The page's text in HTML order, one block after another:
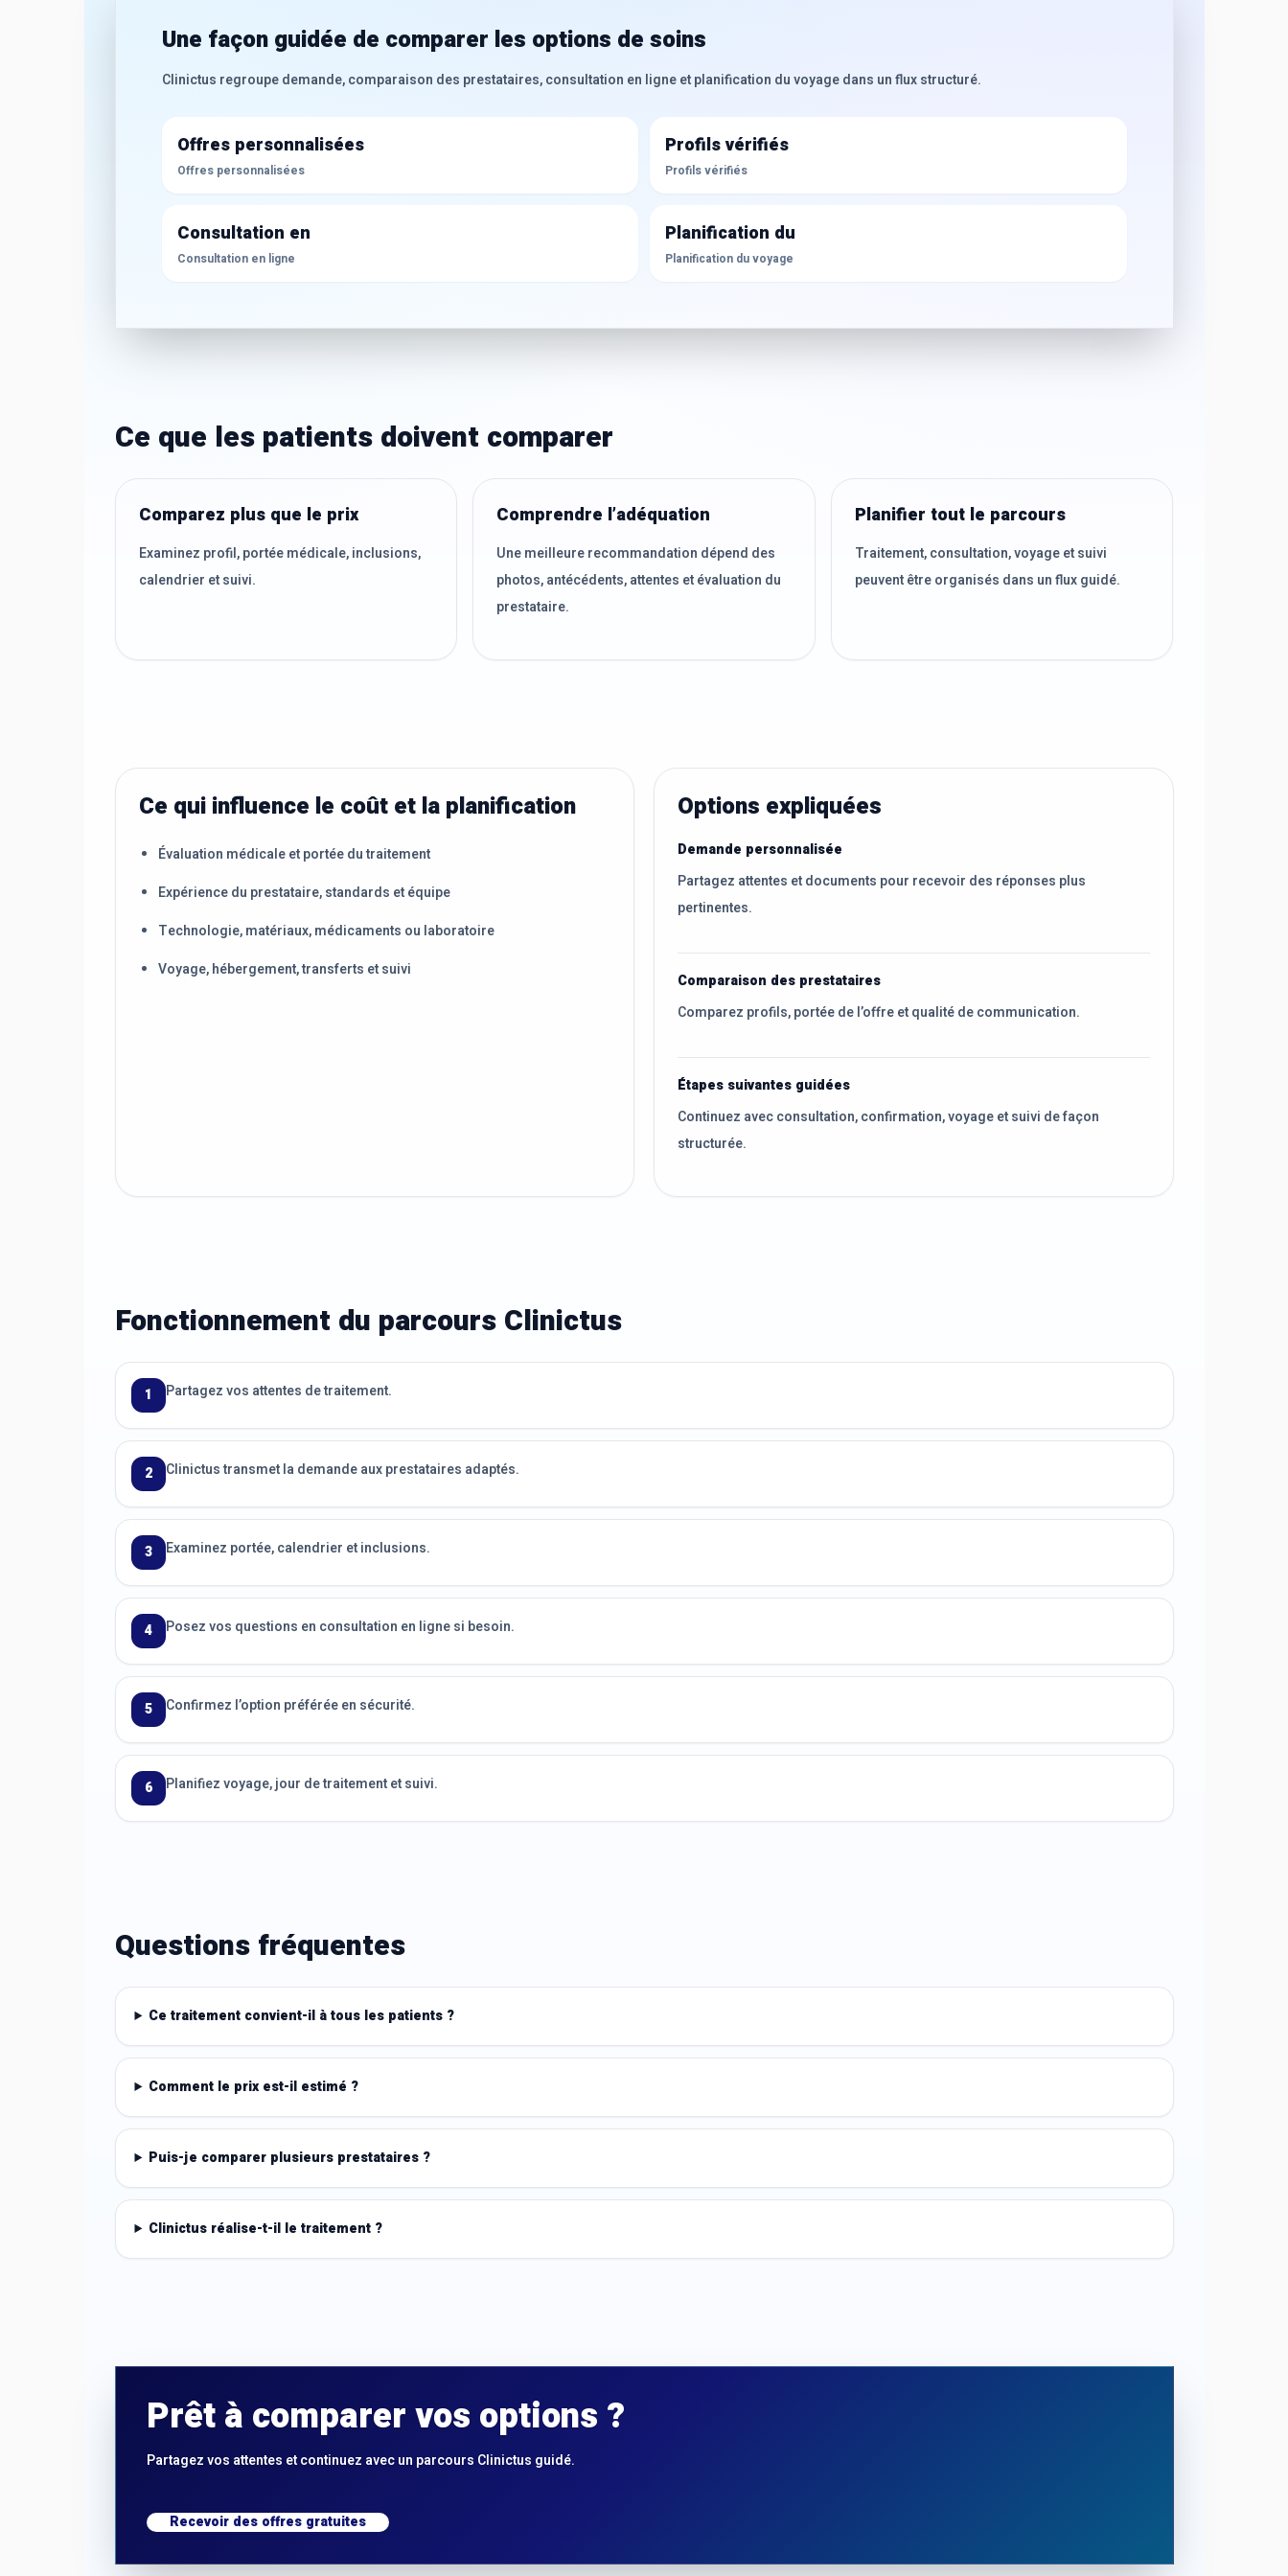
Une façon guidée de comparer les options de soins
Clinictus regroupe demande, comparaison des prestataires, consultation en ligne et planification du voyage dans un flux structuré.
Offres personnalisées
Offres personnalisées
Profils vérifiés
Profils vérifiés
Consultation en
Consultation en ligne
Planification du
Planification du voyage
Ce que les patients doivent comparer
Comparez plus que le prix
Examinez profil, portée médicale, inclusions,
calendrier et suivi.
Comprendre l’adéquation
Une meilleure recommandation dépend des
photos, antécédents, attentes et évaluation du
prestataire.
Planifier tout le parcours
Traitement, consultation, voyage et suivi
peuvent être organisés dans un flux guidé.
Ce qui influence le coût et la planification
Évaluation médicale et portée du traitement
Expérience du prestataire, standards et équipe
Technologie, matériaux, médicaments ou laboratoire
Voyage, hébergement, transferts et suivi
Options expliquées
Demande personnalisée
Partagez attentes et documents pour recevoir des réponses plus
pertinentes.
Comparaison des prestataires
Comparez profils, portée de l’offre et qualité de communication.
Étapes suivantes guidées
Continuez avec consultation, confirmation, voyage et suivi de façon
structurée.
Fonctionnement du parcours Clinictus
1 Partagez vos attentes de traitement.
2 Clinictus transmet la demande aux prestataires adaptés.
3 Examinez portée, calendrier et inclusions.
4 Posez vos questions en consultation en ligne si besoin.
5 Confirmez l’option préférée en sécurité.
6 Planifiez voyage, jour de traitement et suivi.
Questions fréquentes
Ce traitement convient-il à tous les patients ?
Comment le prix est-il estimé ?
Puis-je comparer plusieurs prestataires ?
Clinictus réalise-t-il le traitement ?
Prêt à comparer vos options ?
Partagez vos attentes et continuez avec un parcours Clinictus guidé.
Recevoir des offres gratuites